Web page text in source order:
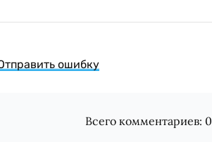
ошибку
Всего комментариев: 0